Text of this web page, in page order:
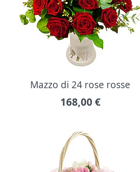
Mazzo di 24 rose rosse
168,00 €